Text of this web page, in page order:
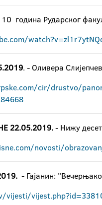
година Рударског
. - Оливера
cir/drustvo/
22.05.2019.- Нижу
novosti/
- Гајанин: